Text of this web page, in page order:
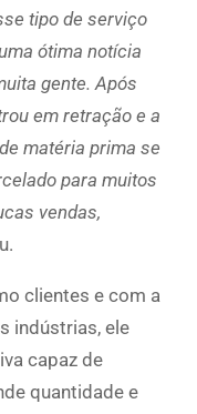
tipo de serviço
ótima notícia
gente. Após
em retração e a
matéria prima se
para muitos
vendas,
clientes e com a
indústrias, ele
capaz de
quantidade e